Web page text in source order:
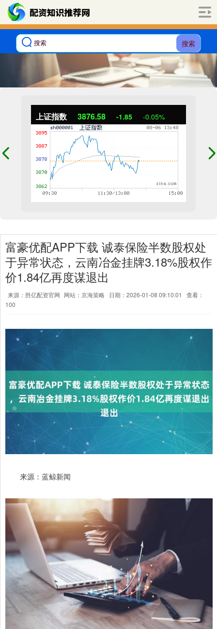
搜索
上证指数 3876.58 -1.85 -0.05%
富豪优配APP下载 诚泰保险半数股权处
于异常状态，云南冶金挂牌3.18%股权作
价1.84亿再度谋退出
来源：胜亿配资官网 网站：京海策略 日期：2026-01-08 09:10:01
查看：
100
来源：蓝鲸新闻